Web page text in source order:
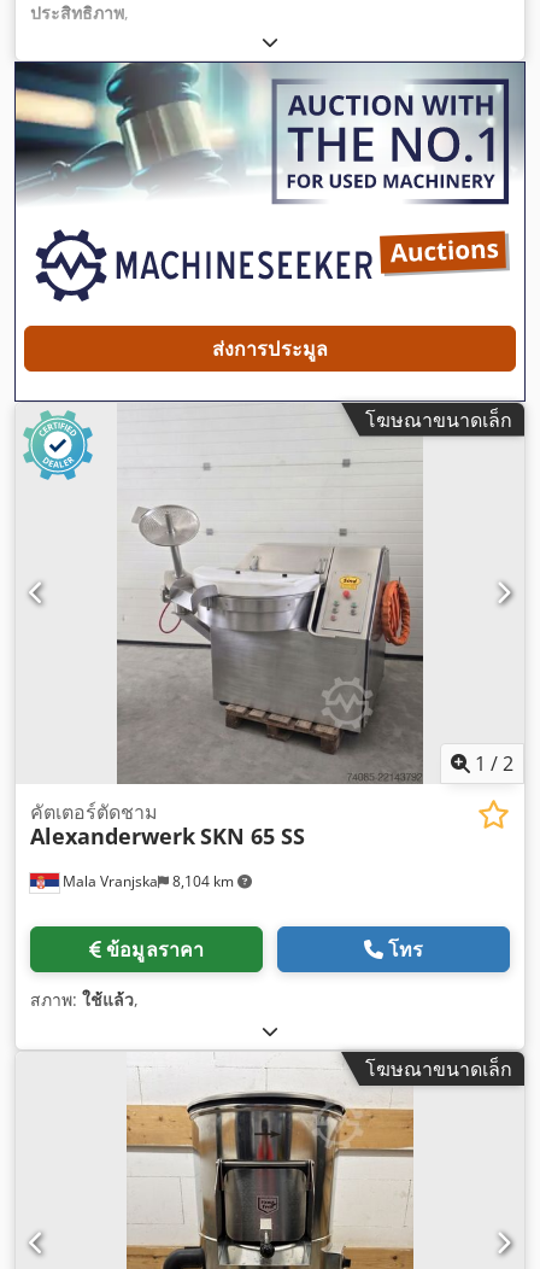
ประสิทธิภาพ,
ส่งการประมูล
โฆษณาขนาดเล็ก
1 /2
Mala Vranjska 8,104 km
คัตเตอร์ตัดชาม
AlexanderwerkSKN 65 SS
ข้อมูลราคา โทร
สภาพ: ใช้แล้ว,
โฆษณาขนาดเล็ก